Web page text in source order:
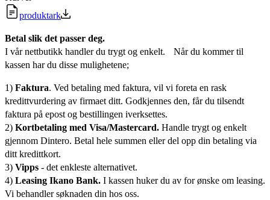
produktark
Betal slik det passer deg.
I vår nettbutikk handler du trygt og enkelt. Når du kommer til
kassen har du disse mulighetene;
1) Faktura. Ved betaling med faktura, vil vi foreta en rask
kredittvurdering av firmaet ditt. Godkjennes den, får du tilsendt
faktura på epost og bestillingen iverksettes.
2) Kortbetaling med Visa/Mastercard. Handle trygt og enkelt
gjennom Dintero. Betal hele summen eller del opp din betaling via
ditt kredittkort.
3) Vipps - det enkleste alternativet.
4) Leasing Ikano Bank. I kassen huker du av for ønske om leasing.
Vi behandler søknaden din hos oss.